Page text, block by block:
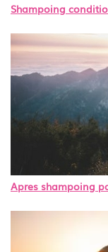
Shampoing
Apres shampoing